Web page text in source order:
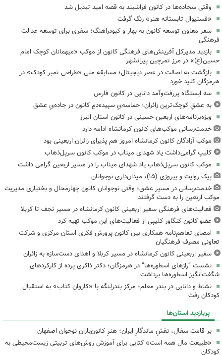
وقتی سجاده‌ها در کانون فراشبند به قصه امید تبدیل شد
«فستیوال تابستانه هنر» رنگ گرفت
سفر معاون توسعه کانون به بهار و کبودراهنگ؛ سفری برای توسعه عدالت
فرهنگی
بازدید مدیرکل آفرینش‌های فرهنگی کانون از موکب «میهمانان کوچک امام
حسین(ع)» در مرز تمرچین پیرانشهر
بازگشت به اصالت در عصر دیجیتال؛ مسابقه ملی «طراحی تمبر کودک» در
هرمزگان کلید خورد
سه ایستگاه پررفت‌وآمد دانایی در کانون فارس
به عشقِ کوچک‌ترین زائران؛ حماسه‌یِ سپیده‌دمِ کانون در جاده‌یِ عشق
ویژه‌برنامه‌های اربعین حسینی در کانون استان البرز
خدمت‌رسانی موکب‌های کانون کرمانشاه ادامه دارد
موکب آزادگان کانون کرمانشاه امروز هم پذیرای زائران اربعینی بود
کلیپ گرامی‌داشت یاد شهدای میناب در موکب کانون سرپل‌ذهاب
موکب کانون سرپل‌ذهاب یاد شهدای میناب را در مسیر اربعین گرامی داشت
پیک روایت و پیروزی (۱۵)، میدان‌داری نوجوانان
خدمت‌رسانی در مسیر عشق؛ وقتی نوجوانان کانون چهارمحال و بختیاری مدیریت
موکب اربعین را به دست گرفتند
فعالیت‌های فرهنگی سفیر اربعینی کانون کرمانشاه در مسیر نجف تا کربلا
عضو کانون کنگاور کلیپی از فعالیت‌های این موکب تهیه کرد
امضای تفاهم‌نامه همکاری بین کانون پرورش فکری استان مرکزی و شرکت
تعاونی مصرف فرهنگیان
سفیر اربعینی کانون کرمانشاه در مسیر کربلا و اهدای دست‌سازه به زائران
نشست “رازهای اسطوره‌ها” در هرمزگان؛ دکتر ذاکری پرده از کارکردهای
شگفت‌انگیز اسطوره‌ها برداشت
نشاط و دانایی در بندر معلم؛ مرکز بندرلنگه با «کاروان کتاب» به استقبال
کودکان رفت
پربازدید استان‌ها
بر قامتِ سفال، نقشِ ماندگارِ ایران؛ هنرِ کانون‌یاران نوجوان اصفهان
«طبیعت مال همه است» کتابی برای آموزش روش‌های تربیتی زیست‌محیطی به
کودکان